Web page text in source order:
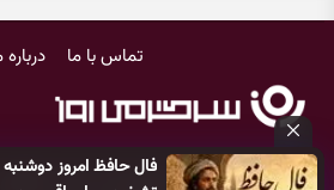
واقعی، کم‌کردن بار اضافه و تصمیم بدون عجله
حفظ چیزهایی که ارزش ماندن دارند
تماس با ما درباره
کلیه حقوق مادی و معنوی این سایت متعلق